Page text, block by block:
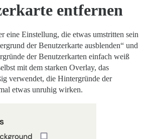
entfernen
eine Einstellung, die etwas umstritten sein
der Benutzerkarte ausblenden“ und
der Benutzerkarten einfach weiß
mit dem starken Overlay, das
verwendet, die Hintergründe der
etwas unruhig wirken.